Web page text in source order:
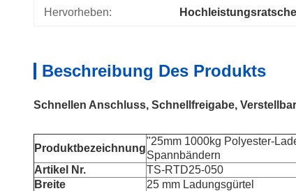
Hervorheben:
Beschreibung Des Produkts
Schnellen Anschluss, Schnellfreigabe,
Produktbezeichnung
"25mm 1000kg Polyester-
Spannbändern
Artikel Nr.
TS-RTD25-050
Breite
25 mm Ladungsgürtel